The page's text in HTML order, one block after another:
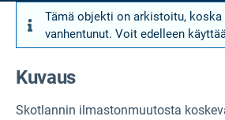
Tämä objekti on arkistoitu,
vanhentunut. Voit edelleen
Kuvaus
Skotlannin ilmastonmuutosta